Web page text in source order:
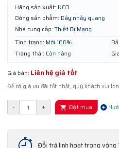
Hãng sản xuất: KCO
Dòng sản phẩm: Dây nhảy quang
Nhà cung cấp: Thiết Bị Mạng
Tình trạng: Mới 100%
Trạng thái: Còn hàng
Giá bán: Liên hệ giá tốt
Để có giá ưu đãi tốt nhất, quý khách vui
- + Đặt mua
Đổi trả linh hoạt trong vòng